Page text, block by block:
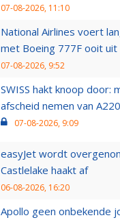
07-08-2026, 11:10
National Airlines voert
met Boeing 777F ooit uit
07-08-2026, 9:52
SWISS hakt knoop door:
afscheid nemen van
07-08-2026, 9:09
easyJet wordt
Castlelake haakt af
06-08-2026, 16:20
Apollo geen onbekende